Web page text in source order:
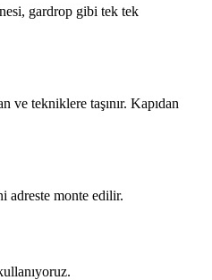
gardrop gibi tek tek
ve tekniklere taşınır. Kapıdan
adreste monte edilir.